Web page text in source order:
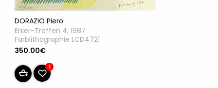
DORAZIO Piero
Erker-Treffen 4, 1987
Farblithographie LCD4721
350.00€
1